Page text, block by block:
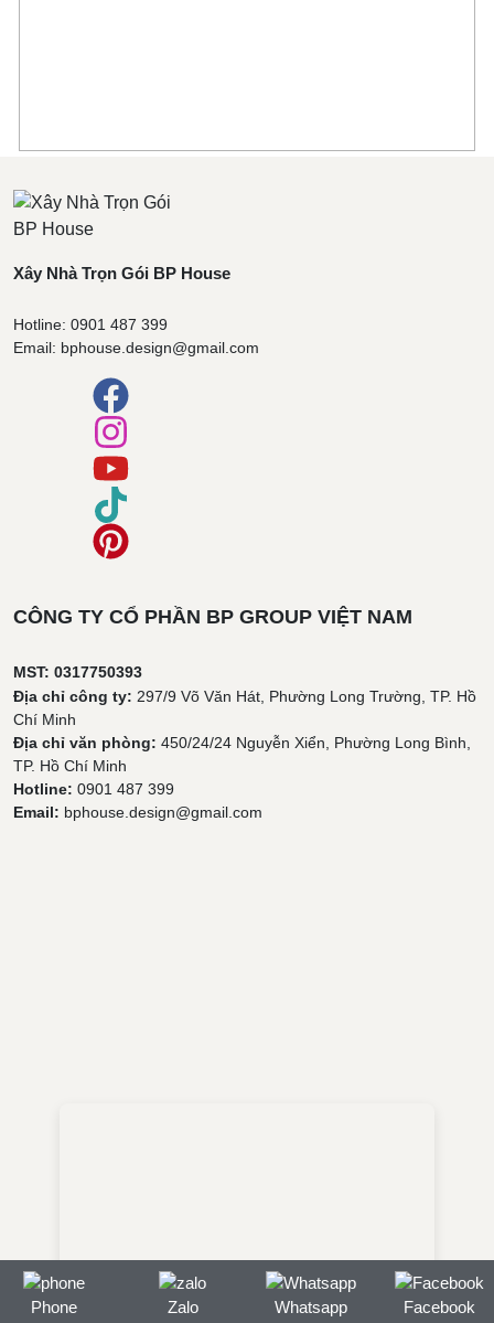
Xây Nhà Trọn Gói BP House
Hotline: 0901 487 399
Email: bphouse.design@gmail.com
CÔNG TY CỔ PHẦN BP GROUP VIỆT NAM
MST: 0317750393
Địa chỉ công ty: 297/9 Võ Văn Hát, Phường Long Trường, TP. Hồ
Chí Minh
Địa chỉ văn phòng: 450/24/24 Nguyễn Xiển, Phường Long Bình,
TP. Hồ Chí Minh
Hotline: 0901 487 399
Email: bphouse.design@gmail.com
Phone Zalo Whatsapp Facebook